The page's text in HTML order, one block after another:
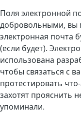
Поля электронной
добровольными, вы
электронная почта
(если будет).
использована
чтобы связаться с
протестировать
захотят прояснить
упоминали.